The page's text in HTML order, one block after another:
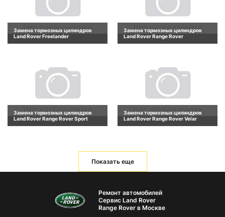
Замена тормозных цилиндров
Land Rover Freelander
Замена тормозных цилиндров
Land Rover Range Rover
Замена тормозных цилиндров
Land Rover Range Rover Sport
Замена тормозных цилиндров
Land Rover Range Rover Velar
Показать еще
Ремонт автомобилей
Сервис Land Rover
Range Rover в Москве